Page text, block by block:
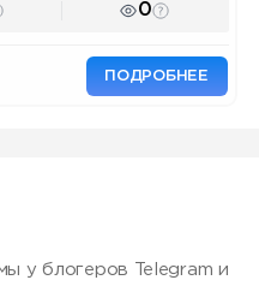
0
ПОДРОБНЕЕ
у блогеров Telegram и